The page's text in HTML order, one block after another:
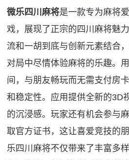
微乐四川麻将是一款专为麻将
戏，展现了正宗的四川麻将魅
流和一胡到底与创新元素结合
对局中尽情体验麻将的乐趣。
间，与朋友畅玩而无需支付房
和稳定性。应用提供全新的3D
的沉浸感。玩家还有机会参与
取官方证书，这让喜爱竞技的
乐四川麻将不仅带来了丰富多